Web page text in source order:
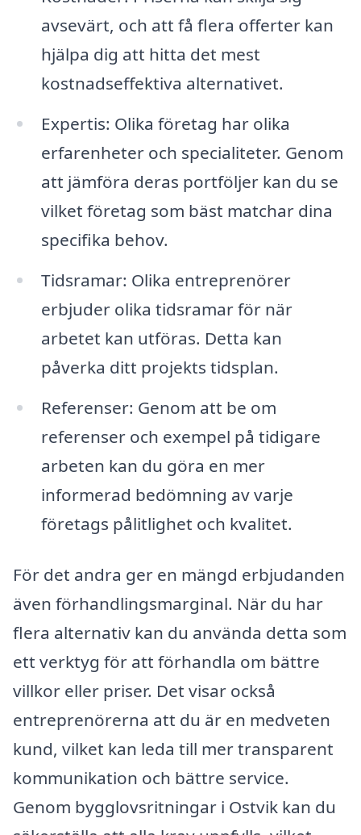
avsevärt, och att få flera offerter kan
hjälpa dig att hitta det mest
kostnadseffektiva alternativet.
Expertis: Olika företag har olika
erfarenheter och specialiteter. Genom
att jämföra deras portföljer kan du se
vilket företag som bäst matchar dina
specifika behov.
Tidsramar: Olika entreprenörer
erbjuder olika tidsramar för när
arbetet kan utföras. Detta kan
påverka ditt projekts tidsplan.
Referenser: Genom att be om
referenser och exempel på tidigare
arbeten kan du göra en mer
informerad bedömning av varje
företags pålitlighet och kvalitet.
För det andra ger en mängd erbjudanden
även förhandlingsmarginal. När du har
flera alternativ kan du använda detta som
ett verktyg för att förhandla om bättre
villkor eller priser. Det visar också
entreprenörerna att du är en medveten
kund, vilket kan leda till mer transparent
kommunikation och bättre service.
Genom bygglovsritningar i Ostvik kan du